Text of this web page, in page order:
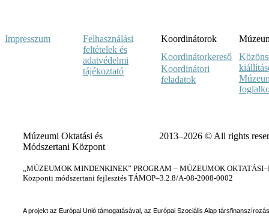
Impresszum
Felhasználási
feltételek és
adatvédelmi
tájékoztató
Koordinátorok
Koordinátorkereső
Koordinátori
feladatok
Múzeumi Oktatási és
Módszertani Központ
2013–2026 © All rights
„MÚZEUMOK MINDENKINEK” PROGRAM – MÚZEUMOK
Központi módszertani fejlesztés TÁMOP–3.2.8/A-08-2008-0002
A projekt az Európai Unió támogatásával, az Európai Szociális Alap